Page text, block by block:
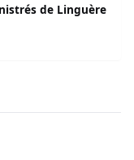
de Linguère